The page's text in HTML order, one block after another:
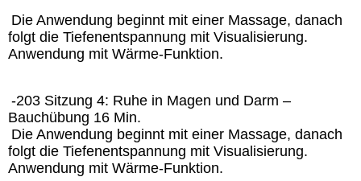
Die Anwendung beginnt mit einer Massage, danach
folgt die Tiefenentspannung mit Visualisierung.
Anwendung mit Wärme-Funktion.
-203 Sitzung 4: Ruhe in Magen und Darm –
Bauchübung 16 Min.
Die Anwendung beginnt mit einer Massage, danach
folgt die Tiefenentspannung mit Visualisierung.
Anwendung mit Wärme-Funktion.